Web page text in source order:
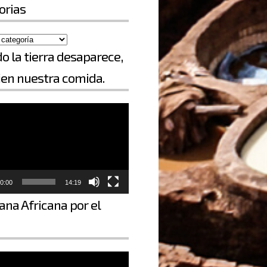
la tierra desaparece,
nuestra comida.
14:19
Africana por el